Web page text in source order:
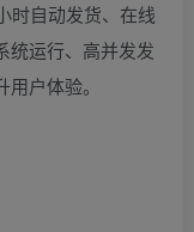
时自动发货、在线
统运行、高并发发
户体验。